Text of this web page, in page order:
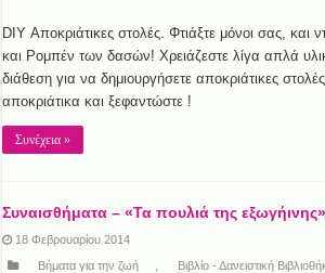
DIY Αποκριάτικες στολές. Φτιάξτε μόνοι σας, και
και Ρομπέν των δασών! Χρειάζεστε λίγα απλά
διάθεση για να δημιουργήσετε αποκριάτικες
αποκριάτικα και ξεφαντώστε !
Συνέχεια »
Συναισθήματα – «Τα πουλιά της
18 Φεβρουαρίου 2014
Βήματα για την ζωή
Βιβλίο - Δανειστική